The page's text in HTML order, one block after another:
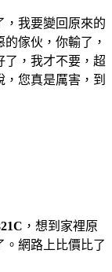
，我要變回原來的
傢伙，你輸了，
了，我才不要，超
您真是厲害，到
，想到家裡原
。網路上比價比了